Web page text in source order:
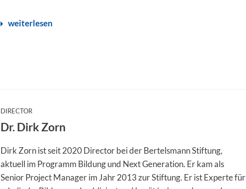
weiterlesen
DIRECTOR:
Dr. Dirk Zorn
Dirk Zorn ist seit 2020 Director bei der Bertelsmann Stiftung,
aktuell im Programm Bildung und Next Generation. Er kam als
Senior Project Manager im Jahr 2013 zur Stiftung. Er ist Experte für